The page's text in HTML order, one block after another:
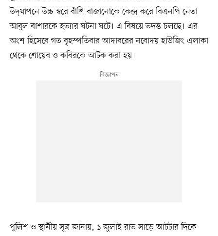
উদ্‌যাপনে উচ্চ স্বরে বাঁশি বাজানোকে কেন্দ্র করে বিএনপি নেতা
আবুল বাশারকে হত্যার ঘটনা ঘটে। এ বিষয়ে তদন্ত চলছে। এর
অংশ হিসেবে গত বৃহস্পতিবার আদাবরের নবোদয় হাউজিং এলাকা
থেকে শোয়েব ও কবিরকে আটক করা হয়।
পুলিশ ও স্থানীয় সূত্র জানায়, ১ জুলাই রাত সাড়ে আটটার দিকে